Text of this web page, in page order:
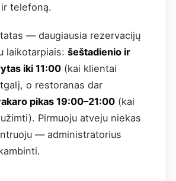
telefoną.
— daugiausia rezervacijų
laikotarpiais: šeštadienio ir
iki 11:00 (kai klientai
o restoranas dar
pikas 19:00–21:00 (kai
Pirmuoju atveju niekas
— administratorius